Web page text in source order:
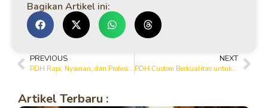
Bagikan Artikel ini:
PREVIOUS
PDH Rapi, Nyaman, dan Profesional dari Yanto Garment
NEXT
PDH Custom Berkualitas untuk Instansi dari Bojonegoro
Artikel Terbaru :